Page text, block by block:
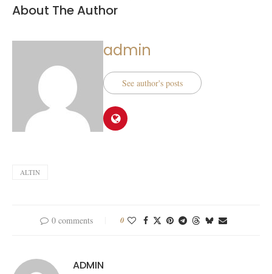
About The Author
admin
See author's posts
ALTIN
0 comments 0
ADMIN